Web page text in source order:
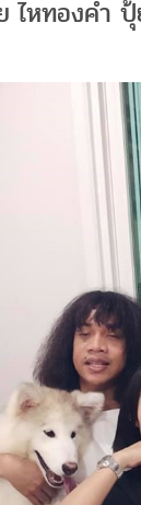
ไหทองคำ